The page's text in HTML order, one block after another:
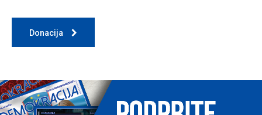
Donacija